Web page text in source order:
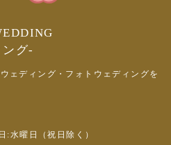
グ-
ェディング・フォトウェディングを
水曜日（祝日除く）